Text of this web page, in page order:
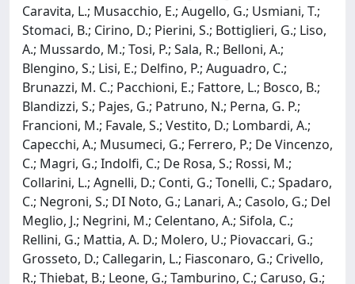
Caravita, L.; Musacchio, E.; Augello, G.; Usmiani, T.;
Stomaci, B.; Cirino, D.; Pierini, S.; Bottiglieri, G.; Liso,
A.; Mussardo, M.; Tosi, P.; Sala, R.; Belloni, A.;
Blengino, S.; Lisi, E.; Delfino, P.; Auguadro, C.;
Brunazzi, M. C.; Pacchioni, E.; Fattore, L.; Bosco, B.;
Blandizzi, S.; Pajes, G.; Patruno, N.; Perna, G. P.;
Francioni, M.; Favale, S.; Vestito, D.; Lombardi, A.;
Capecchi, A.; Musumeci, G.; Ferrero, P.; De Vincenzo,
C.; Magri, G.; Indolfi, C.; De Rosa, S.; Rossi, M.;
Collarini, L.; Agnelli, D.; Conti, G.; Tonelli, C.; Spadaro,
C.; Negroni, S.; DI Noto, G.; Lanari, A.; Casolo, G.; Del
Meglio, J.; Negrini, M.; Celentano, A.; Sifola, C.;
Rellini, G.; Mattia, A. D.; Molero, U.; Piovaccari, G.;
Grosseto, D.; Callegarin, L.; Fiasconaro, G.; Crivello,
R.; Thiebat, B.; Leone, G.; Tamburino, C.; Caruso, G.;